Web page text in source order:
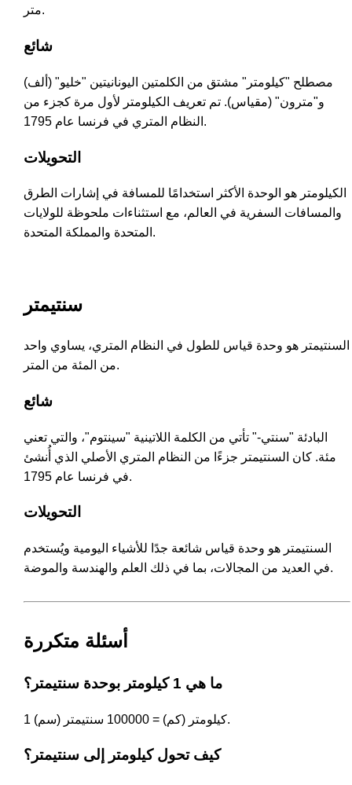
متر.
شائع
مصطلح "كيلومتر" مشتق من الكلمتين اليونانيتين "خليو" (ألف)
و"مترون" (مقياس). تم تعريف الكيلومتر لأول مرة كجزء من
النظام المتري في فرنسا عام 1795.
التحويلات
الكيلومتر هو الوحدة الأكثر استخدامًا للمسافة في إشارات الطرق
والمسافات السفرية في العالم، مع استثناءات ملحوظة للولايات
المتحدة والمملكة المتحدة.
سنتيمتر
السنتيمتر هو وحدة قياس للطول في النظام المتري، يساوي واحد
من المئة من المتر.
شائع
البادئة "سنتي-" تأتي من الكلمة اللاتينية "سينتوم"، والتي تعني
مئة. كان السنتيمتر جزءًا من النظام المتري الأصلي الذي أُنشئ
في فرنسا عام 1795.
التحويلات
السنتيمتر هو وحدة قياس شائعة جدًا للأشياء اليومية ويُستخدم
في العديد من المجالات، بما في ذلك العلم والهندسة والموضة.
أسئلة متكررة
ما هي 1 كيلومتر بوحدة سنتيمتر؟
1 كيلومتر (كم) = 100000 سنتيمتر (سم).
كيف تحول كيلومتر إلى سنتيمتر؟